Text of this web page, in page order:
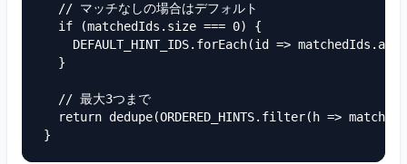
  // マッチなしの場合はデフォルト
  if (matchedIds.size === 0) {
DEFAULT_HINT_IDS.forEach(id =>
  }
  // 最大3つまで
return dedupe(ORDERED_HINTS.filter(h =>
}